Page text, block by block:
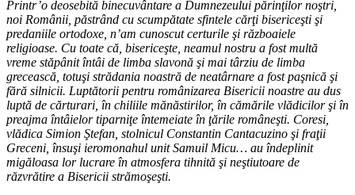
Printr’o deosebită binecuvântare a Dumnezeului părinţilor noştri,
noi Românii, păstrând cu scumpătate sfintele cărţi bisericeşti şi
predaniile ortodoxe, n’am cunoscut certurile şi războaiele
religioase. Cu toate că, bisericeşte, neamul nostru a fost multă
vreme stăpânit întâi de limba slavonă şi mai târziu de limba
grecească, totuşi strădania noastră de neatârnare a fost paşnică şi
fără silnicii. Luptătorii pentru românizarea Bisericii noastre au dus
luptă de cărturari, în chiliile mănăstirilor, în cămările vlădicilor şi în
preajma întâielor tiparniţe întemeiate în ţările româneşti. Coresi,
vlădica Simion Ştefan, stolnicul Constantin Cantacuzino şi fraţii
Greceni, însuşi ieromonahul unit Samuil Micu… au îndeplinit
migăloasa lor lucrare în atmosfera tihnită şi neştiutoare de
răzvrătire a Bisericii strămoşeşti.